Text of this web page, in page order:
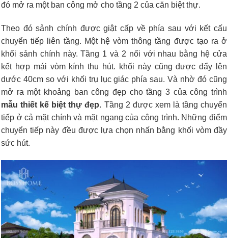
đó mở ra một ban công mở cho tầng 2 của căn biệt thự.
Theo đó sảnh chính được giật cấp về phía sau với kết cấu
chuyển tiếp liên tầng. Một hệ vòm thông tầng được tạo ra ở
khối sảnh chính này. Tầng 1 và 2 nối với nhau bằng hệ cửa
kết hợp mái vòm kính thu hút. khối này cũng được đẩy lên
dước 40cm so với khối trụ lục giác phía sau. Và nhờ đó cũng
mở ra một khoảng ban công đẹp cho tầng 3 của công trình
mẫu thiết kế biệt thự đẹp. Tầng 2 được xem là tầng chuyển
tiếp ở cả mặt chính và mặt ngang của công trình. Những điểm
chuyển tiếp này đều được lựa chọn nhấn bằng khối vòm đầy
sức hút.